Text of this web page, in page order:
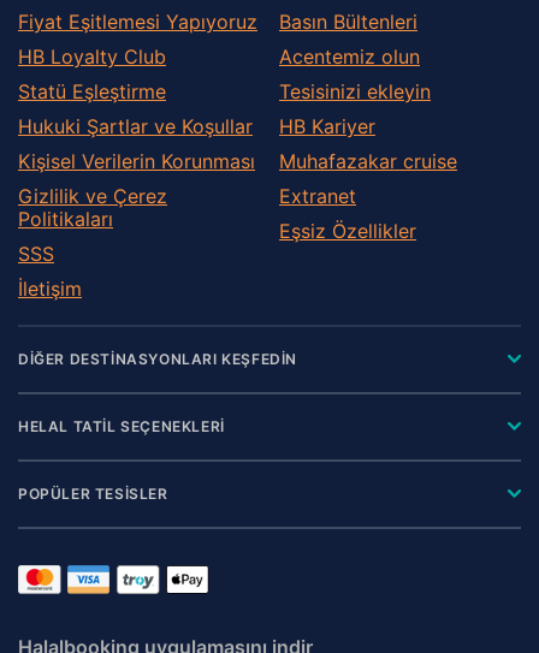
Fiyat Eşitlemesi Yapıyoruz
HB Loyalty Club
Statü Eşleştirme
Hukuki Şartlar ve Koşullar
Kişisel Verilerin Korunması
Gizlilik ve Çerez
Politikaları
SSS
İletişim
Basın Bültenleri
Acentemiz olun
Tesisinizi ekleyin
HB Kariyer
Muhafazakar сruise
Extranet
Eşsiz Özellikler
DİĞER DESTİNASYONLARI KEŞFEDİN
HELAL TATİL SEÇENEKLERİ
POPÜLER TESİSLER
Halalbooking uygulamasını indir